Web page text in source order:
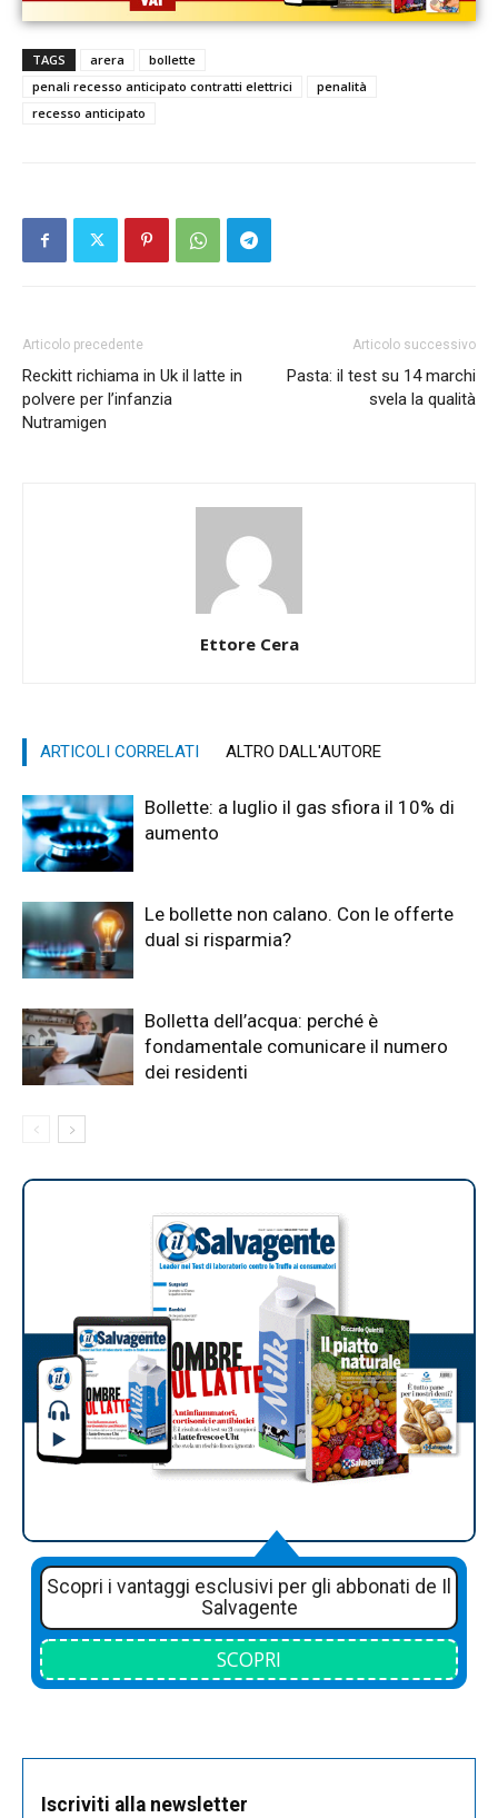
TAGS arera
bollette
penali recesso anticipato contratti elettrici
penalità
recesso anticipato
Articolo precedente
Reckitt richiama in Uk il latte in
polvere per l’infanzia
Nutramigen
Articolo successivo
Pasta: il test su 14 marchi
svela la qualità
Ettore Cera
ARTICOLI CORRELATI ALTRO DALL'AUTORE
Bollette: a luglio il gas sfiora il 10% di
aumento
Le bollette non calano. Con le offerte
dual si risparmia?
Bolletta dell’acqua: perché è
fondamentale comunicare il numero
dei residenti
Scopri i vantaggi esclusivi per gli abbonati de Il
Salvagente
SCOPRI
Iscriviti alla newsletter